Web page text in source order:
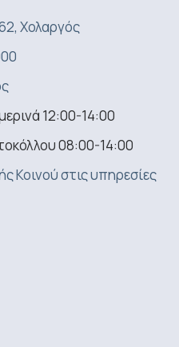
Χολαργός
12:00-14:00
08:00-14:00
Κοινού στις υπηρεσίες